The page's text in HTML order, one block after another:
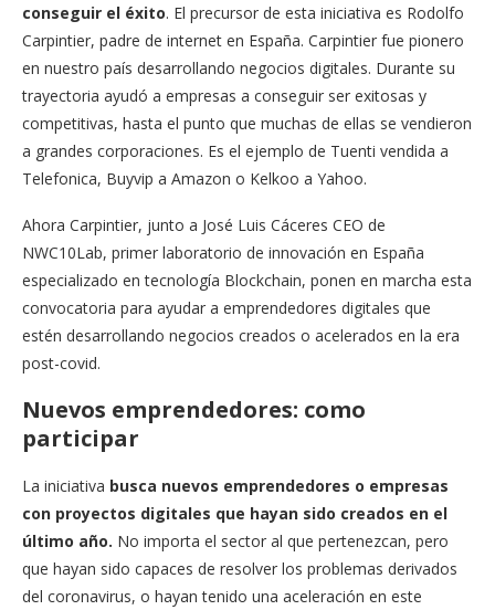
conseguir el éxito. El precursor de esta iniciativa es Rodolfo
Carpintier, padre de internet en España. Carpintier fue pionero
en nuestro país desarrollando negocios digitales. Durante su
trayectoria ayudó a empresas a conseguir ser exitosas y
competitivas, hasta el punto que muchas de ellas se vendieron
a grandes corporaciones. Es el ejemplo de Tuenti vendida a
Telefonica, Buyvip a Amazon o Kelkoo a Yahoo.
Ahora Carpintier, junto a José Luis Cáceres CEO de
NWC10Lab, primer laboratorio de innovación en España
especializado en tecnología Blockchain, ponen en marcha esta
convocatoria para ayudar a emprendedores digitales que
estén desarrollando negocios creados o acelerados en la era
post-covid.
Nuevos emprendedores: como
participar
La iniciativa busca nuevos emprendedores o empresas
con proyectos digitales que hayan sido creados en el
último año. No importa el sector al que pertenezcan, pero
que hayan sido capaces de resolver los problemas derivados
del coronavirus, o hayan tenido una aceleración en este